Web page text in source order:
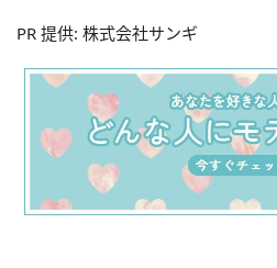
PR 提供: 株式会社サンギ